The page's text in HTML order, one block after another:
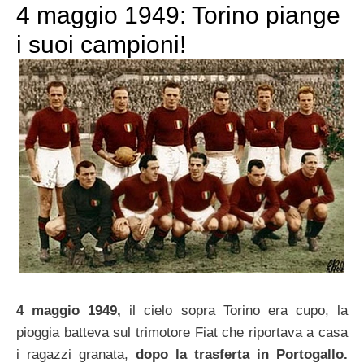
4 maggio 1949: Torino piange
i suoi campioni!
4 maggio 1949, il cielo sopra Torino era cupo, la
pioggia batteva sul trimotore Fiat che riportava a casa
i ragazzi granata, dopo la trasferta in Portogallo.